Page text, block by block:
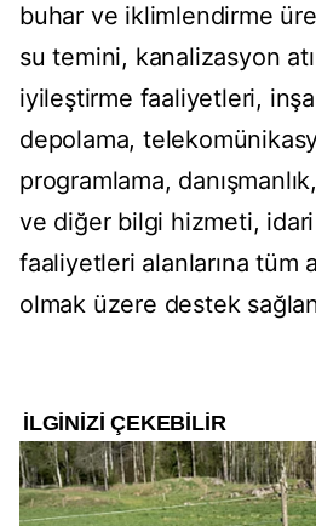
buhar ve iklimlendirme
su temini, kanalizasyon
iyileştirme faaliyetleri,
depolama,
programlama,
ve diğer bilgi hizmeti,
faaliyetleri alanlarına tüm
olmak üzere destek